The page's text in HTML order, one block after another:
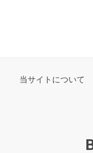
当サイトについて